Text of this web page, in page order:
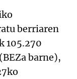
berriaren
105.270
barne),